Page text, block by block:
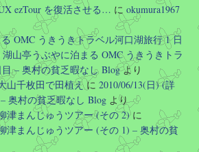
Twitter
さらに読み込む
ezTour を復活させる… に okumura1967
OMC うきうきトラベル河口湖旅行 1 日
湖山亭うぶやに泊まる OMC うきうきトラ
– 奥村の貧乏暇なし Blogより
山千枚田で田植えに 2010/06/13(日) (詳
奥村の貧乏暇なし Blog より
津まんじゅうツアー (その 2)に
津まんじゅうツアー (その 1) – 奥村の貧